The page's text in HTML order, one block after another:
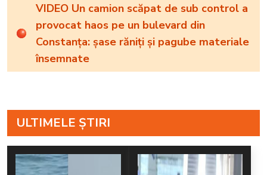
VIDEO Un camion scăpat de sub control a
provocat haos pe un bulevard din
Constanța: șase răniți și pagube materiale
însemnate
ULTIMELE ȘTIRI